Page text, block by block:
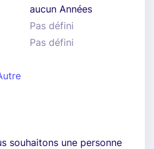
aucun Années
Pas défini
Pas défini
souhaitons une personne